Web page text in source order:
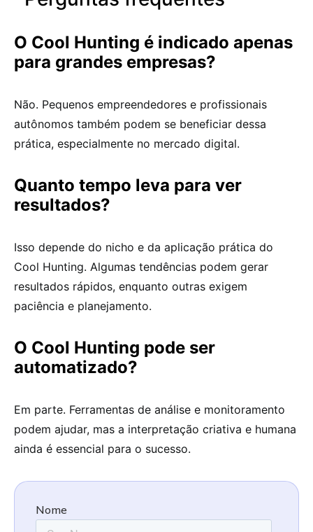
O Cool Hunting é indicado apenas
para grandes empresas?
Não. Pequenos empreendedores e profissionais
autônomos também podem se beneficiar dessa
prática, especialmente no mercado digital.
Quanto tempo leva para ver
resultados?
Isso depende do nicho e da aplicação prática do
Cool Hunting. Algumas tendências podem gerar
resultados rápidos, enquanto outras exigem
paciência e planejamento.
O Cool Hunting pode ser
automatizado?
Em parte. Ferramentas de análise e monitoramento
podem ajudar, mas a interpretação criativa e humana
ainda é essencial para o sucesso.